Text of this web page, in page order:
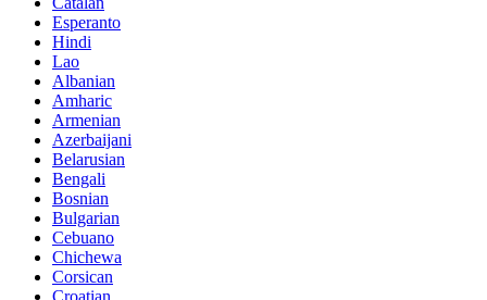
Esperanto
Hindi
Lao
Albanian
Amharic
Armenian
Azerbaijani
Belarusian
Bengali
Bosnian
Bulgarian
Cebuano
Chichewa
Corsican
Croatian